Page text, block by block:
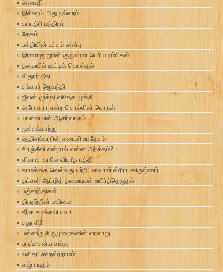
அமைதி
இல்லறம் அது நல்லறம்
காயத்ரி மந்திரம்
தேகம்
பக்தியின் உச்சம் அன்பு
இராமானுஜரின் குருவான பெரிய நம்பிகள்
தலையில் குட்டிக் கொள்தல்
விதுரர் நீதி
சங்கரர் ஜெயந்தி
ஜீவன் முக்தி விதேக முக்தி
அரோகரா என்ற சொல்லின் பொருள்
யானையின் ஆசிர்வாதம்
மூச்சுக்காற்று
ஆதிசங்கரரின் கடைசி உபதேசம்
சிரஞ்சீவி என்றால் என்ன அர்த்தம்?
வினாச காலே விபரீத புத்தி
காமத்தை வெல்வது பற்றி பகவான் ஸ்ரீராமகிருஷ்ணர்
தட்சன் ஆட்டுத் தலையுடன் உயிர்த்தெழுதல்
பஞ்சநந்திகள்
திருநீற்றின் மகிமை
தீர்க சுமங்கலி பவா
சதுரகிரி
பன்னிரு திருமுறைகளின் வரலாறு
பாஞ்சசன்ய சங்கு
லலிதா சஹஸ்ரநாமம்
வஜ்ராயுதம்